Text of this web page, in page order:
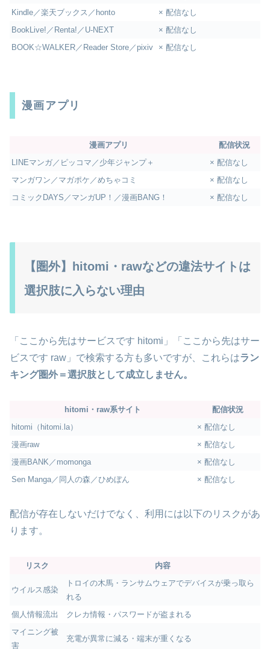
Kindle／楽天ブックス／honto
× 配信なし
BookLive!／Renta!／U-NEXT
× 配信なし
BOOK☆WALKER／Reader Store／pixiv
× 配信なし
漫画アプリ
漫画アプリ
配信状況
LINEマンガ／ピッコマ／少年ジャンプ＋
× 配信なし
マンガワン／マガポケ／めちゃコミ
× 配信なし
コミックDAYS／マンガUP！／漫画BANG！
× 配信なし
【圏外】hitomi・rawなどの違法サイトは
選択肢に入らない理由
「ここから先はサービスです hitomi」「ここから先はサー
ビスです raw」で検索する方も多いですが、これらはラン
キング圏外＝選択肢として成立しません。
hitomi・raw系サイト
配信状況
hitomi（hitomi.la）
× 配信なし
漫画raw
× 配信なし
漫画BANK／momonga
× 配信なし
Sen Manga／同人の森／ひめぼん
× 配信なし
配信が存在しないだけでなく、利用には以下のリスクがあ
ります。
リスク 内容
ウイルス感染
トロイの木馬・ランサムウェアでデバイスが乗っ取ら
れる
個人情報流出
クレカ情報・パスワードが盗まれる
マイニング被
害
充電が異常に減る・端末が重くなる